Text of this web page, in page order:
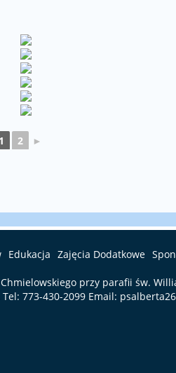
1 2 ►
Edukacja Zajęcia Dodatkowe
przy parafii św.
773-430-2099Email: